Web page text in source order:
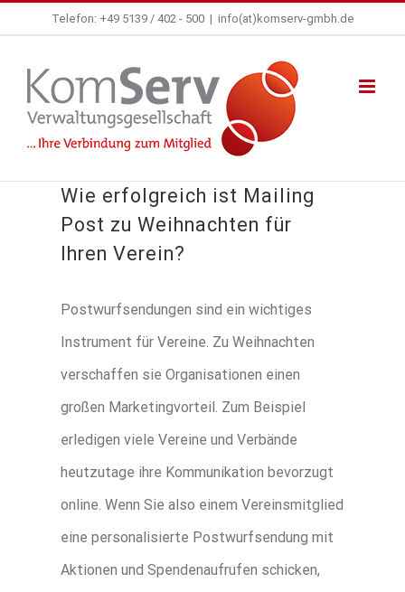
springen
Telefon: +49 5139 / 402 - 500 | info(at)komserv-gmbh.de
Wie erfolgreich ist Mailing
Post zu Weihnachten für
Ihren Verein?
Postwurfsendungen sind ein wichtiges
Instrument für Vereine. Zu Weihnachten
verschaffen sie Organisationen einen
großen Marketingvorteil. Zum Beispiel
erledigen viele Vereine und Verbände
heutzutage ihre Kommunikation bevorzugt
online. Wenn Sie also einem Vereinsmitglied
eine personalisierte Postwurfsendung mit
Aktionen und Spendenaufrufen schicken,